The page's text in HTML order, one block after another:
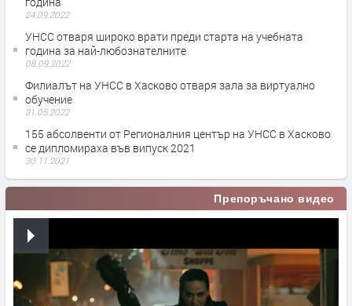
24.09.2022
УНСС отваря широко врати преди старта на учебната
година за най-любознателните
08.09.2022
Филиалът на УНСС в Хасково отваря зала за виртуално
обучение
31.05.2022
155 абсолвенти от Регионалния център на УНСС в Хасково
се дипломираха във випуск 2021
30.11.2021
Препоръчано видео